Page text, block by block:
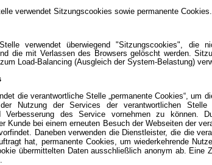
verwendet Sitzungscookies sowie permanente Cookies.
verwendet überwiegend "Sitzungscookies", die
die mit Verlassen des Browsers gelöscht werden.
Load-Balancing (Ausgleich der System-Belastung)
die verantwortliche Stelle „permanente Cookies“, um
Nutzung der Services der verantwortlichen
Verbesserung des Service vornehmen zu können.
Kunde bei einem erneuten Besuch der Webseiten der
Daneben verwenden die Dienstleister, die die
hat, permanente Cookies, um wiederkehrende
übermittelten Daten ausschließlich anonym ab. Eine